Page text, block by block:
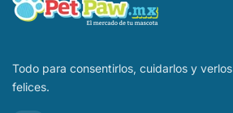
Todo para consentirlos, cuidarlos y verlos
felices.